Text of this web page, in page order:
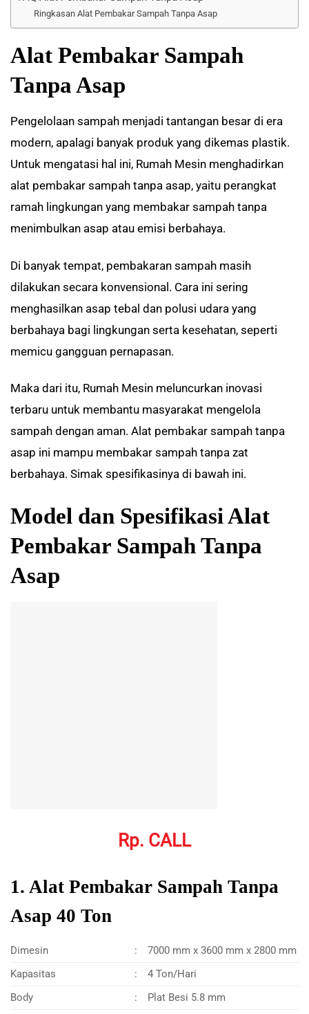
Ringkasan Alat Pembakar Sampah Tanpa Asap
Alat Pembakar Sampah
Tanpa Asap
Pengelolaan sampah menjadi tantangan besar di era
modern, apalagi banyak produk yang dikemas plastik.
Untuk mengatasi hal ini, Rumah Mesin menghadirkan
alat pembakar sampah tanpa asap, yaitu perangkat
ramah lingkungan yang membakar sampah tanpa
menimbulkan asap atau emisi berbahaya.
Di banyak tempat, pembakaran sampah masih
dilakukan secara konvensional. Cara ini sering
menghasilkan asap tebal dan polusi udara yang
berbahaya bagi lingkungan serta kesehatan, seperti
memicu gangguan pernapasan.
Maka dari itu, Rumah Mesin meluncurkan inovasi
terbaru untuk membantu masyarakat mengelola
sampah dengan aman. Alat pembakar sampah tanpa
asap ini mampu membakar sampah tanpa zat
berbahaya. Simak spesifikasinya di bawah ini.
Model dan Spesifikasi Alat
Pembakar Sampah Tanpa
Asap
Rp. CALL
1. Alat Pembakar Sampah Tanpa
Asap 40 Ton
Dimesin :
7000 mm x 3600 mm x 2800 mm
Kapasitas
:
4 Ton/Hari
Body
: Plat Besi 5.8 mm